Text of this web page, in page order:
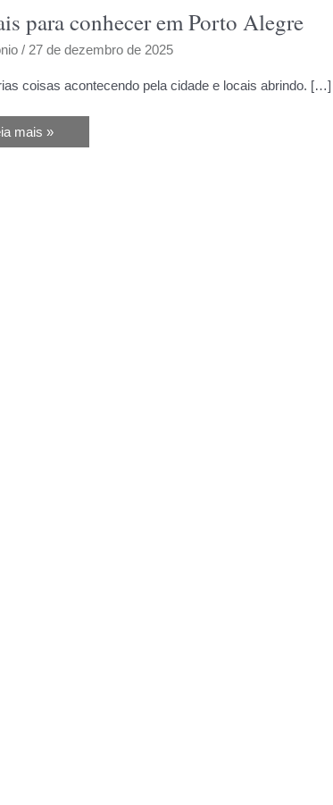
para conhecer em Porto Alegre
/ 27 de dezembro de 2025
coisas acontecendo pela cidade e locais abrindo. […]
mais »